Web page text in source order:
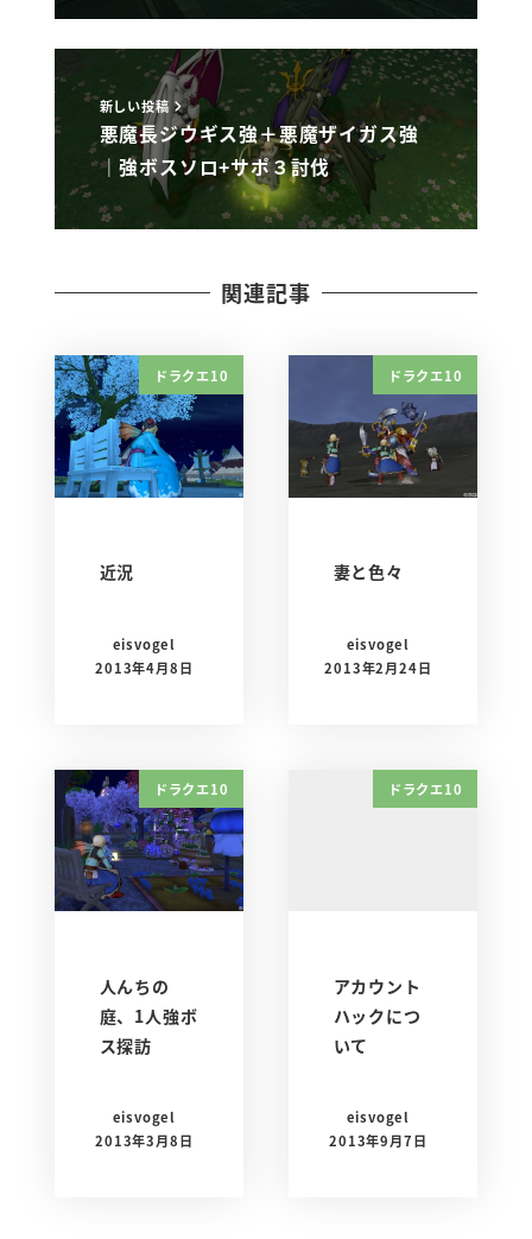
新しい投稿
悪魔長ジウギス強＋悪魔ザイガス強
｜強ボスソロ+サポ３討伐
関連記事
ドラクエ10
近況
eisvogel
2013年4月8日
ドラクエ10
妻と色々
eisvogel
2013年2月24日
ドラクエ10
人んちの
庭、1人強ボ
ス探訪
eisvogel
2013年3月8日
ドラクエ10
アカウント
ハックにつ
いて
eisvogel
2013年9月7日